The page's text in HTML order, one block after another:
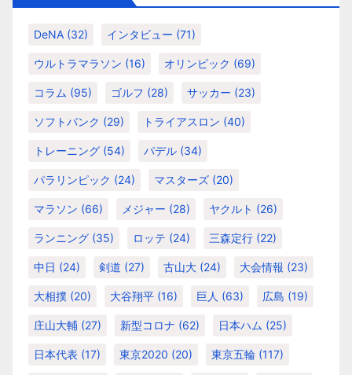
DeNA (32) インタビュー (71)
ウルトラマラソン (16) オリンピック (69)
コラム (95) ゴルフ (28) サッカー (23)
ソフトバンク (29) トライアスロン (40)
トレーニング (54) パデル (34)
パラリンピック (24) マスターズ (20)
マラソン (66) メジャー (28) ヤクルト (26)
ランニング (35) ロッテ (24) 三森定行 (22)
中日 (24) 剣道 (27) 古山大 (24) 大会情報 (23)
大相撲 (20) 大谷翔平 (16) 巨人 (63) 広島 (19)
庄山大輔 (27) 新型コロナ (62) 日本ハム (25)
日本代表 (17) 東京2020 (20) 東京五輪 (117)